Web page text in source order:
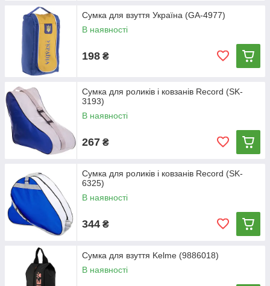
Сумка для взуття Україна (GA-4977)
В наявності
198 ₴
Сумка для роликів і ковзанів Record (SK-
3193)
В наявності
267 ₴
Сумка для роликів і ковзанів Record (SK-
6325)
В наявності
344 ₴
Сумка для взуття Kelme (9886018)
В наявності